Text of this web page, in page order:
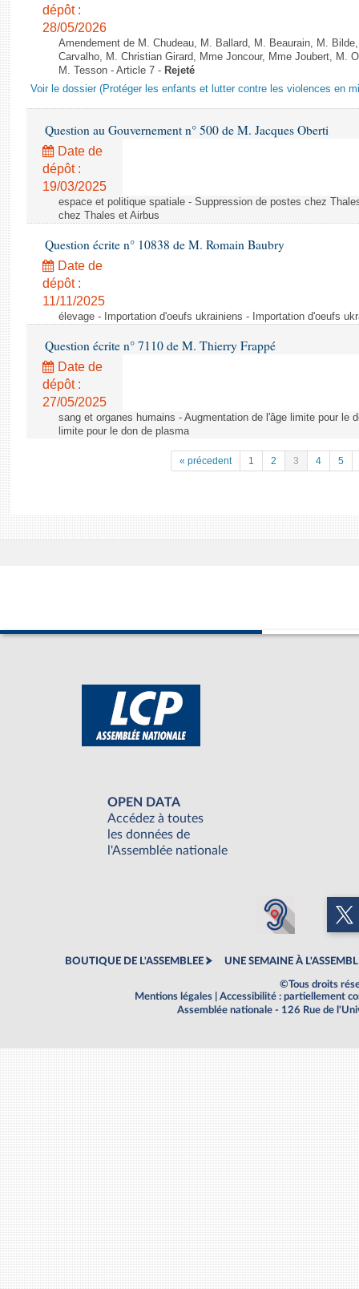
dépôt :
28/05/2026
Amendement de M. Chudeau, M. Ballard, M. Beaurain, M.
Carvalho, M. Christian Girard, Mme Joncour, Mme Joubert, M.
M. Tesson - Article 7 - Rejeté
Voir le dossier (Protéger les enfants et lutter contre les violences en
Question au Gouvernement n° 500 de M. Jacques Oberti
Date de
dépôt :
19/03/2025
espace et politique spatiale - Suppression de postes chez
chez Thales et Airbus
Question écrite n° 10838 de M. Romain Baubry
Date de
dépôt :
11/11/2025
élevage - Importation d'oeufs ukrainiens - Importation d'oeufs
Question écrite n° 7110 de M. Thierry Frappé
Date de
dépôt :
27/05/2025
sang et organes humains - Augmentation de l'âge limite pour le
limite pour le don de plasma
« précedent 1 2 3 4 5
OPEN DATA
Accédez à toutes
les données de
l'Assemblée nationale
BOUTIQUE DE L'ASSEMBLEE UNE SEMAINE À
©Tous droits
Mentions légales
Accessibilité : partiellement
Assemblée nationale - 126 Rue de